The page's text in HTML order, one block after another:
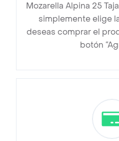
Mozarella Alpina 25
simplemente elige
deseas comprar el
botón